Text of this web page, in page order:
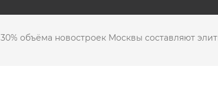
30% объёма новостроек Москвы составляют